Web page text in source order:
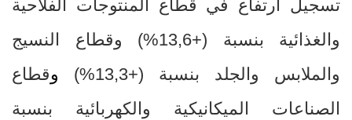
تسجيل ارتفاع في قطاع المنتوجات الفلاحية
والغذائية بنسبة +)
13,6
%) وقطاع النسيج
والملابس والجلد بنسبة (+13,3
%
) وقطاع
الصناعات الميكانيكية والكهربائية بنسبة